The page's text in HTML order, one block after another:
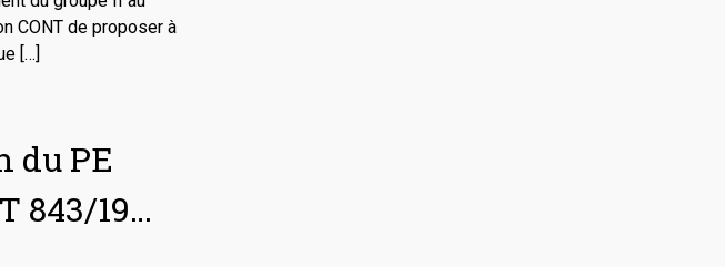
CONT de proposer à
[…]
du PE
843/19…